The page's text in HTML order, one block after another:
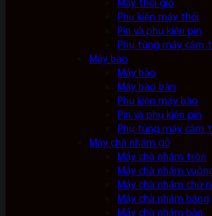
Phụ kiện máy thổi
Pin và phụ kiện pin
Phụ tùng máy cầm
Máy bào
Máy bào
Máy bào bàn
Phụ kiện máy bào
Pin và phụ kiện pin
Phụ tùng máy cầm
Máy chà nhám gỗ
Máy chà nhám tròn
Máy chà nhám
Máy chà nhám chữ
Máy chà nhám băng
Máy chà nhám bàn